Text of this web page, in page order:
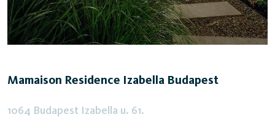
Mamaison Residence Izabella Budapest
1064 Budapest Izabella u. 61.